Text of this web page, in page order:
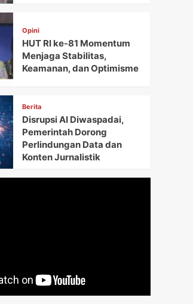
Opini
HUT RI ke-81 Momentum
Menjaga Stabilitas,
Keamanan, dan Optimisme
Berita
Disrupsi AI Diwaspadai,
Pemerintah Dorong
Perlindungan Data dan
Konten Jurnalistik